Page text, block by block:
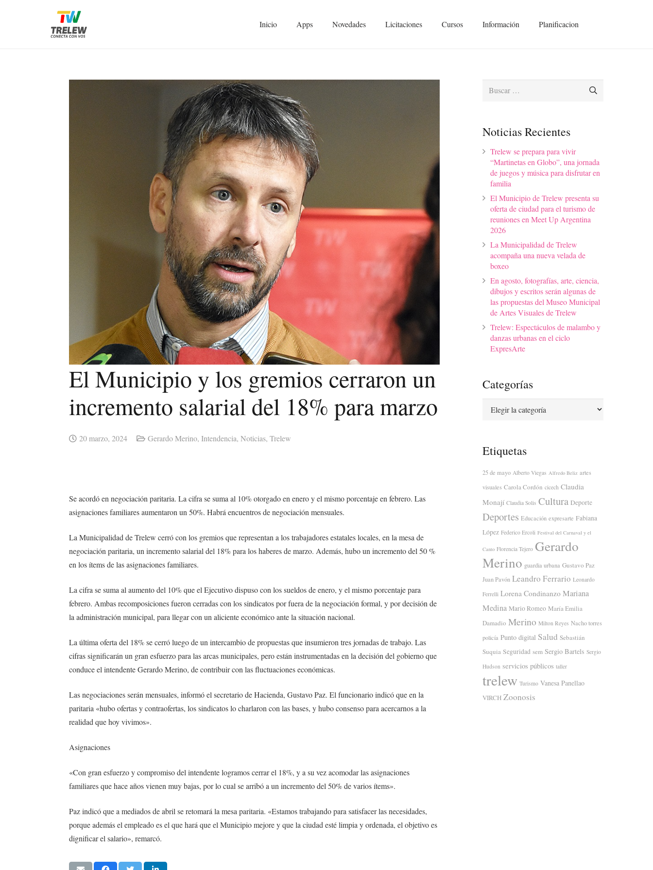
Inicio Apps Novedades Licitaciones Cursos Información Planificacion
El Municipio y los gremios cerraron un
incremento salarial del 18% para marzo
20 marzo, 2024 Gerardo Merino, Intendencia, Noticias, Trelew
Se acordó en negociación paritaria. La cifra se suma al 10% otorgado en enero y el mismo porcentaje en febrero. Las
asignaciones familiares aumentaron un 50%. Habrá encuentros de negociación mensuales.
La Municipalidad de Trelew cerró con los gremios que representan a los trabajadores estatales locales, en la mesa de
negociación paritaria, un incremento salarial del 18% para los haberes de marzo. Además, hubo un incremento del 50 %
en los ítems de las asignaciones familiares.
La cifra se suma al aumento del 10% que el Ejecutivo dispuso con los sueldos de enero, y el mismo porcentaje para
febrero. Ambas recomposiciones fueron cerradas con los sindicatos por fuera de la negociación formal, y por decisión de
la administración municipal, para llegar con un aliciente económico ante la situación nacional.
La última oferta del 18% se cerró luego de un intercambio de propuestas que insumieron tres jornadas de trabajo. Las
cifras significarán un gran esfuerzo para las arcas municipales, pero están instrumentadas en la decisión del gobierno que
conduce el intendente Gerardo Merino, de contribuir con las fluctuaciones económicas.
Las negociaciones serán mensuales, informó el secretario de Hacienda, Gustavo Paz. El funcionario indicó que en la
paritaria «hubo ofertas y contraofertas, los sindicatos lo charlaron con las bases, y hubo consenso para acercarnos a la
realidad que hoy vivimos».
Asignaciones
«Con gran esfuerzo y compromiso del intendente logramos cerrar el 18%, y a su vez acomodar las asignaciones
familiares que hace años vienen muy bajas, por lo cual se arribó a un incremento del 50% de varios ítems».
Paz indicó que a mediados de abril se retomará la mesa paritaria. «Estamos trabajando para satisfacer las necesidades,
porque además el empleado es el que hará que el Municipio mejore y que la ciudad esté limpia y ordenada, el objetivo es
dignificar el salario», remarcó.
Buscar:
Noticias Recientes
Trelew se prepara para vivir
“Martinetas en Globo”, una jornada
de juegos y música para disfrutar en
familia
El Municipio de Trelew presenta su
oferta de ciudad para el turismo de
reuniones en Meet Up Argentina
2026
La Municipalidad de Trelew
acompaña una nueva velada de
boxeo
En agosto, fotografías, arte, ciencia,
dibujos y escritos serán algunas de
las propuestas del Museo Municipal
de Artes Visuales de Trelew
Trelew: Espectáculos de malambo y
danzas urbanas en el ciclo
ExpresArte
Categorías
Etiquetas
25 de mayo Alberto Viegas Alfredo Beliz artes
visuales Carola Cordón cicech Claudia
Monají Claudia Solis Cultura Deporte
Deportes Educación expresarte Fabiana
López Federico Ercoli Festival del Carnaval y el
Canto Florencia Tejero Gerardo
Merino guardia urbana Gustavo Paz
Juan Pavón Leandro Ferrario Leonardo
Ferrelli Lorena Condinanzo Mariana
Medina Mario Romeo María Emilia
Damadio Merino Milton Reyes Nacho torres
policía Punto digital Salud Sebastián
Suquia Seguridad sem Sergio Bartels Sergio
Hudson servicios públicos taller
trelew Turismo Vanesa Panellao
VIRCH Zoonosis